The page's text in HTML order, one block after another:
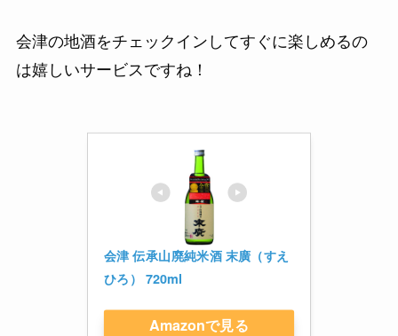
会津の地酒をチェックインしてすぐに楽しめるの
は嬉しいサービスですね！
会津 伝承山廃純米酒 末廣（すえ
ひろ） 720ml
Amazonで見る